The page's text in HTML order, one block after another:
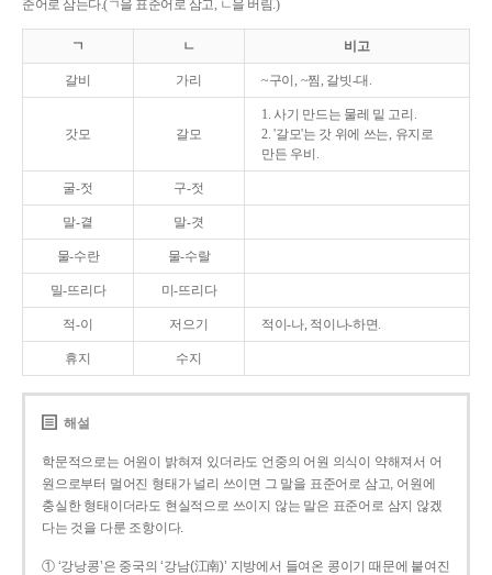
준어로 삼는다.(ㄱ을 표준어로 삼고, ㄴ을 버림.)
ㄱ ㄴ 비고
갈비 가리 ~구이, ~찜, 갈빗-대.
갓모 갈모
1. 사기 만드는 물레 밑 고리.
2. '갈모'는 갓 위에 쓰는, 유지로
만든 우비.
굴-젓 구-젓
말-곁 말-겻
물-수란 물-수랄
밀-뜨리다 미-뜨리다
적-이 저으기 적이-나, 적이나-하면.
휴지 수지
해설
학문적으로는 어원이 밝혀져 있더라도 언중의 어원 의식이 약해져서 어
원으로부터 멀어진 형태가 널리 쓰이면 그 말을 표준어로 삼고, 어원에
충실한 형태이더라도 현실적으로 쓰이지 않는 말은 표준어로 삼지 않겠
다는 것을 다룬 조항이다.
① ‘강낭콩’은 중국의 ‘강남(江南)’ 지방에서 들여온 콩이기 때문에 붙여진